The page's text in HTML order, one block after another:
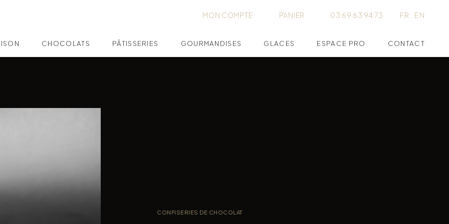
MON COMPTE PANIER 03 69 63 94 73 FR EN
CHOCOLATS PÂTISSERIES GOURMANDISES GLACES ESPACE PRO CONTACT
CONFISERIES DE CHOCOLAT